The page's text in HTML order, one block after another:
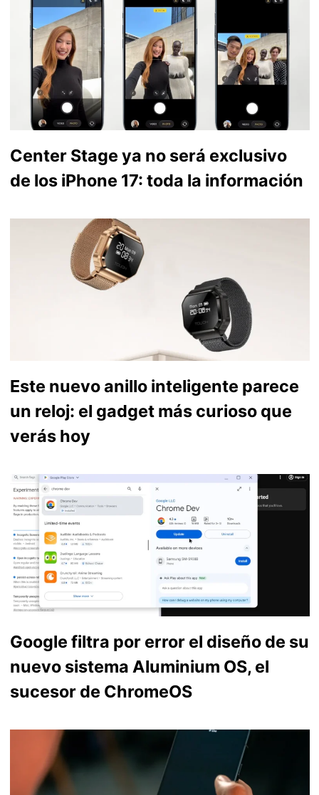
Center Stage ya no será exclusivo
de los iPhone 17: toda la información
Este nuevo anillo inteligente parece
un reloj: el gadget más curioso que
verás hoy
Google filtra por error el diseño de su
nuevo sistema Aluminium OS, el
sucesor de ChromeOS